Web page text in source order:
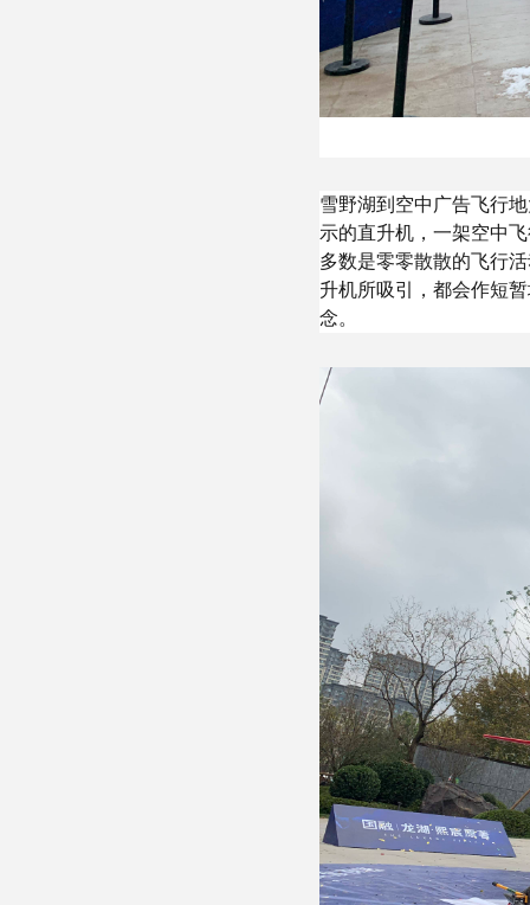
雪野湖到空中广告飞行
示的直升机，一架空中
多数是零零散散的飞行
升机所吸引，都会作短
念。